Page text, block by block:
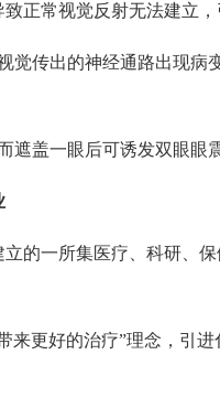
正常视觉反射无法建立
传出的神经通路出现病
盖一眼后可诱发双眼眼震
一所集医疗、科研、保
更好的治疗”理念，引进